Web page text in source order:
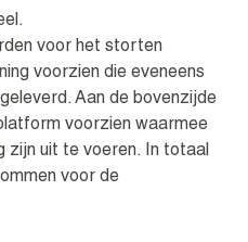
voor het storten
voorzien die eveneens
Aan de bovenzijde
voorzien waarmee
zijn uit te voeren. In totaal
voor de